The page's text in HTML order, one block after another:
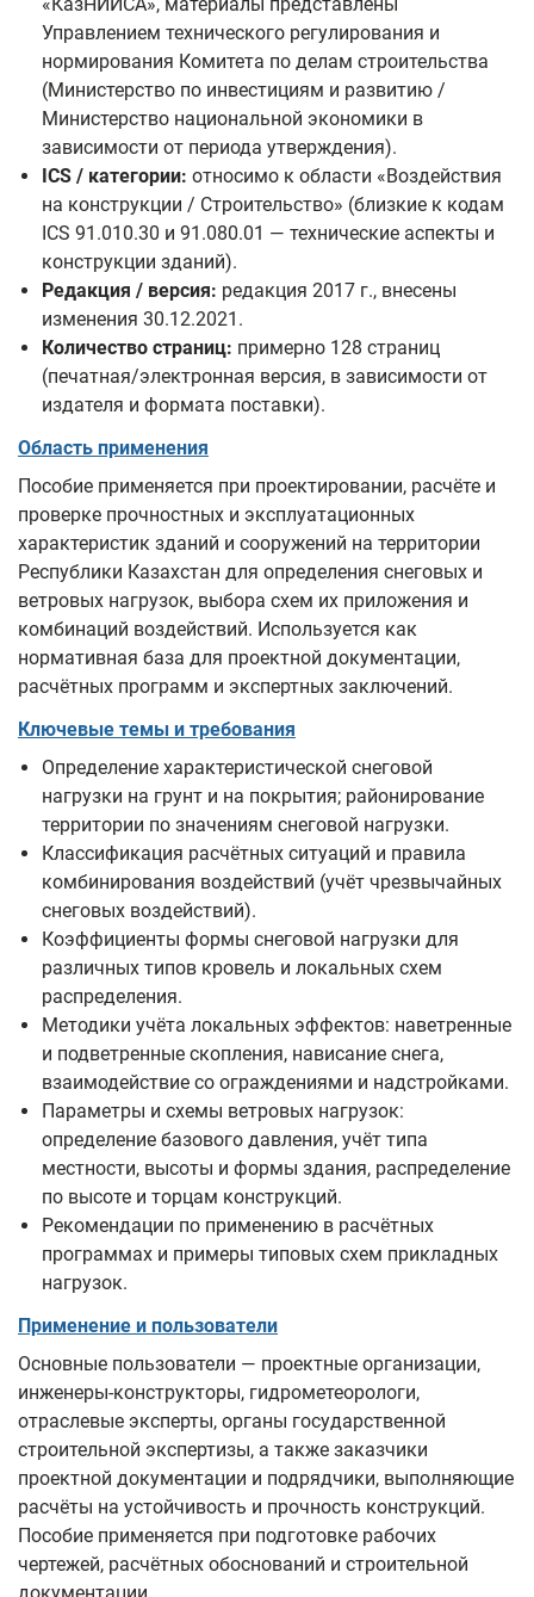
Управлением технического регулирования и
нормирования Комитета по делам строительства
(Министерство по инвестициям и развитию /
Министерство национальной экономики в
зависимости от периода утверждения).
ICS / категории: относимо к области «Воздействия
на конструкции / Строительство» (близкие к кодам
ICS 91.010.30 и 91.080.01 — технические аспекты и
конструкции зданий).
Редакция / версия: редакция 2017 г., внесены
изменения 30.12.2021.
Количество страниц: примерно 128 страниц
(печатная/электронная версия, в зависимости от
издателя и формата поставки).
Область применения
Пособие применяется при проектировании, расчёте и
проверке прочностных и эксплуатационных
характеристик зданий и сооружений на территории
Республики Казахстан для определения снеговых и
ветровых нагрузок, выбора схем их приложения и
комбинаций воздействий. Используется как
нормативная база для проектной документации,
расчётных программ и экспертных заключений.
Ключевые темы и требования
Определение характеристической снеговой
нагрузки на грунт и на покрытия; районирование
территории по значениям снеговой нагрузки.
Классификация расчётных ситуаций и правила
комбинирования воздействий (учёт чрезвычайных
снеговых воздействий).
Коэффициенты формы снеговой нагрузки для
различных типов кровель и локальных схем
распределения.
Методики учёта локальных эффектов: наветренные
и подветренные скопления, нависание снега,
взаимодействие со ограждениями и надстройками.
Параметры и схемы ветровых нагрузок:
определение базового давления, учёт типа
местности, высоты и формы здания, распределение
по высоте и торцам конструкций.
Рекомендации по применению в расчётных
программах и примеры типовых схем прикладных
нагрузок.
Применение и пользователи
Основные пользователи — проектные организации,
инженеры‑конструкторы, гидрометеорологи,
отраслевые эксперты, органы государственной
строительной экспертизы, а также заказчики
проектной документации и подрядчики, выполняющие
расчёты на устойчивость и прочность конструкций.
Пособие применяется при подготовке рабочих
чертежей, расчётных обоснований и строительной